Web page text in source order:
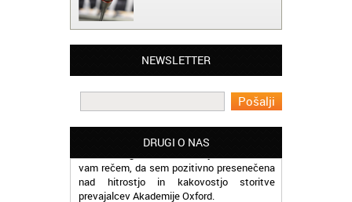
NEWSLETTER
DRUGI O NAS
Matjaž iz Ajdovščine:
Lahko pohvalim vse zaposlene v Akademiji
prevajalske storitve opravljajo hitro in
Potrebovala sem prevajanje iz
madžarskega v slovenski jezik in lahko
vam rečem, da sem pozitivno presenečena
nad hitrostjo in kakovostjo storitve
prevajalcev Akademije Oxford.